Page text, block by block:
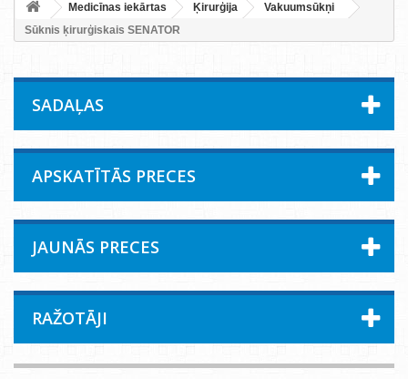
Medicīnas iekārtas Ķirurģija
Vakuumsūkņi
Sūknis ķirurģiskais SENATOR
SADAĻAS
APSKATĪTĀS PRECES
JAUNĀS PRECES
RAŽOTĀJI